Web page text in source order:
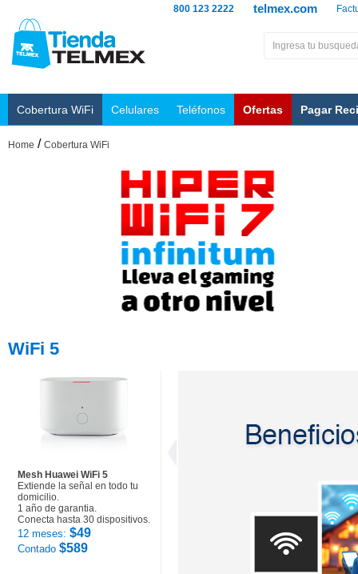
telmex.com
800 123 2222
Cobertura WiFi Celulares Teléfonos Ofertas Pagar
Home / Cobertura WiFi
WiFi 5
Mesh Huawei WiFi 5
Extiende la señal en todo tu
domicilio.
1 año de garantia.
Conecta hasta 30 dispositivos.
12 meses: $49
Contado $589